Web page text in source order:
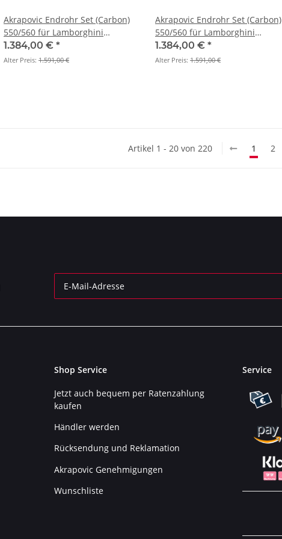
Akrapovic Endrohr Set (Carbon)
550/560 für Lamborghini
Gallardo LP 550-2 Coupé BJ 2009
> 2014 (TP-CT/7)
1.384,00 € *
Alter Preis: 1.591,00 €
Akrapovic Endrohr Set (Carbon)
550/560 für Lamborghini
Gallardo LP 560-4 Coupé/Spyder
BJ 2008 > 2014 (TP-CT/7)
1.384,00 € *
Alter Preis: 1.591,00 €
Artikel 1 - 20 von 220 1 2
Shop Service
Jetzt auch bequem per Ratenzahlung
kaufen
Händler werden
Rücksendung und Reklamation
Akrapovic Genehmigungen
Wunschliste
Service